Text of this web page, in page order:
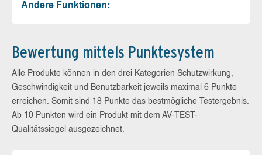
Andere Funktionen:
Bewertung mittels Punktesystem
Alle Produkte können in den drei Kategorien Schutzwirkung,
Geschwindigkeit und Benutzbarkeit jeweils maximal 6 Punkte
erreichen. Somit sind 18 Punkte das bestmögliche Testergebnis.
Ab 10 Punkten wird ein Produkt mit dem AV-TEST-
Qualitätssiegel ausgezeichnet.